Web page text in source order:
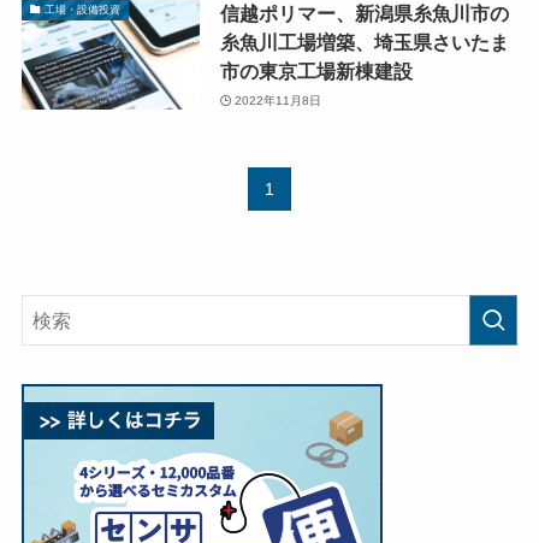
工場・設備投資
信越ポリマー、新潟県糸魚川市の
糸魚川工場増築、埼玉県さいたま
市の東京工場新棟建設
2022年11月8日
1